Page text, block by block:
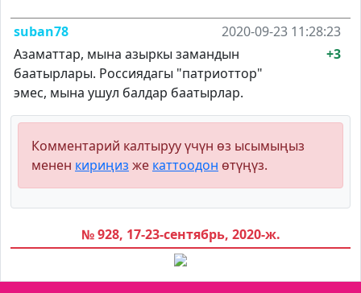
suban78
2020-09-23 11:28:23
Азаматтар, мына азыркы замандын
баатырлары. Россиядагы "патриоттор"
эмес, мына ушул балдар баатырлар.
+3
Комментарий калтыруу үчүн өз ысымыңыз
менен кириңиз же каттоодон өтүңүз.
№ 928, 17-23-сентябрь, 2020-ж.